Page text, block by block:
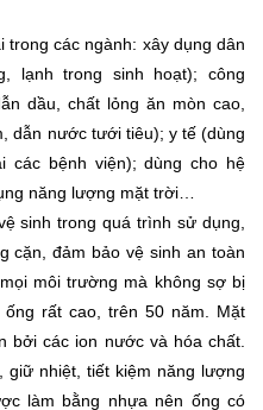
các ngành: xây dụng dân
lạnh trong sinh hoạt); công
dầu, chất lỏng ăn mòn cao,
dẫn nước tưới tiêu); y tế (dùng
các bệnh viện); dùng cho hệ
năng lượng mặt trời…
sinh trong quá trình sử dụng,
cặn, đảm bảo vệ sinh an toàn
môi trường mà không sợ bị
rất cao, trên 50 năm. Mặt
bởi các ion nước và hóa chất.
giữ nhiệt, tiết kiệm năng lượng
làm bằng nhựa nên ống có